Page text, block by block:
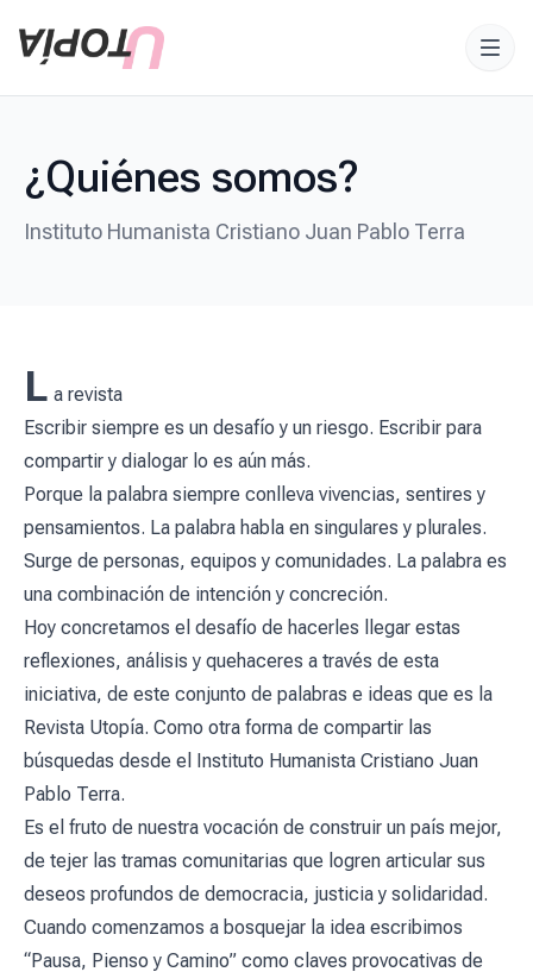
¿Quiénes somos?
Instituto Humanista Cristiano Juan Pablo Terra
La revista
Escribir siempre es un desafío y un riesgo. Escribir para
compartir y dialogar lo es aún más.
Porque la palabra siempre conlleva vivencias, sentires y
pensamientos. La palabra habla en singulares y plurales.
Surge de personas, equipos y comunidades. La palabra es
una combinación de intención y concreción.
Hoy concretamos el desafío de hacerles llegar estas
reflexiones, análisis y quehaceres a través de esta
iniciativa, de este conjunto de palabras e ideas que es la
Revista Utopía. Como otra forma de compartir las
búsquedas desde el Instituto Humanista Cristiano Juan
Pablo Terra.
Es el fruto de nuestra vocación de construir un país mejor,
de tejer las tramas comunitarias que logren articular sus
deseos profundos de democracia, justicia y solidaridad.
Cuando comenzamos a bosquejar la idea escribimos
“Pausa, Pienso y Camino” como claves provocativas de